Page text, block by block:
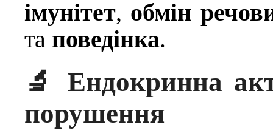
імунітет, обмін
та поведінка.
🔬 Ендокринна
порушення